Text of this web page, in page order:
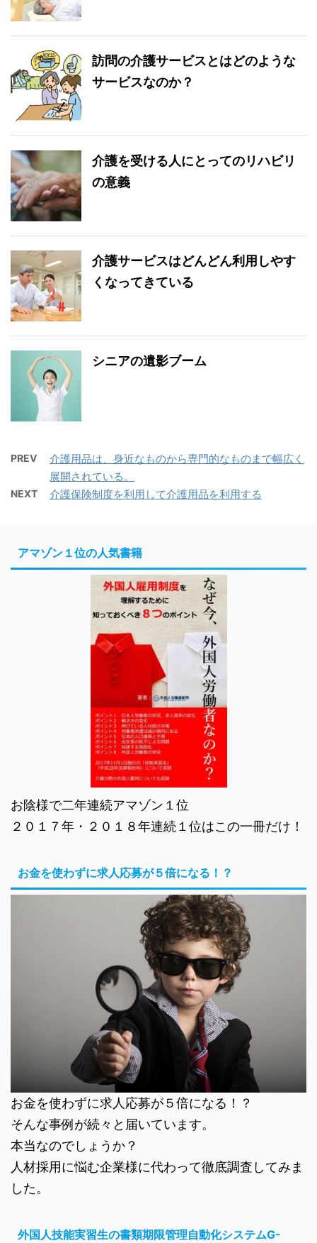
訪問の介護サービスとはどのような
サービスなのか？
介護を受ける人にとってのリハビリ
の意義
介護サービスはどんどん利用しやす
くなってきている
シニアの遺影ブーム
PREV
介護用品は、身近なものから専門的なものまで幅広く
展開されている。
NEXT 介護保険制度を利用して介護用品を利用する
アマゾン１位の人気書籍
お陰様で二年連続アマゾン１位
２０１７年・２０１８年連続１位はこの一冊だけ！
お金を使わずに求人応募が５倍になる！？
お金を使わずに求人応募が５倍になる！？
そんな事例が続々と届いています。
本当なのでしょうか？
人材採用に悩む企業様に代わって徹底調査してみま
した。
外国人技能実習生の書類期限管理自動化システムG-